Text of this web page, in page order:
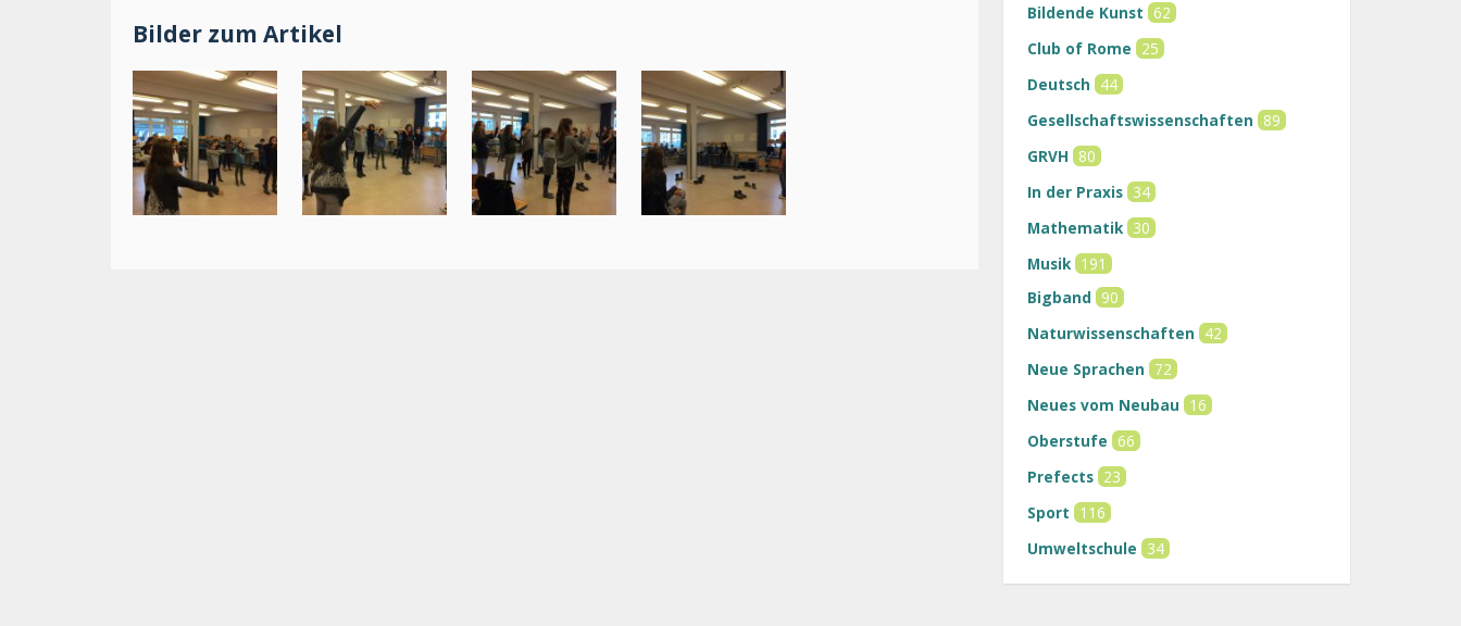
Bilder zum Artikel
Bildende Kunst 62
Club of Rome 25
Deutsch 44
Gesellschaftswissenschaften 89
GRVH 80
In der Praxis 34
Mathematik 30
Musik 191
Bigband 90
Naturwissenschaften 42
Neue Sprachen 72
Neues vom Neubau 16
Oberstufe 66
Prefects 23
Sport 116
Umweltschule 34